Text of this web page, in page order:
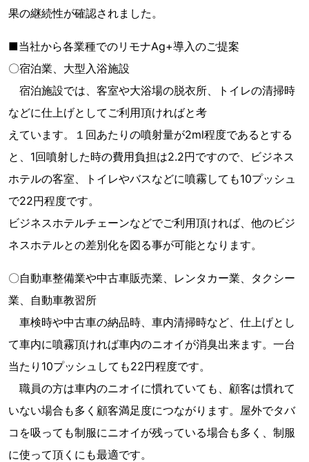
果の継続性が確認されました。
■当社から各業種でのリモナAg+導入のご提案
〇宿泊業、大型入浴施設
宿泊施設では、客室や大浴場の脱衣所、トイレの清掃時
などに仕上げとしてご利用頂ければと考
えています。１回あたりの噴射量が2ml程度であるとする
と、1回噴射した時の費用負担は2.2円ですので、ビジネス
ホテルの客室、トイレやバスなどに噴霧しても10プッシュ
で22円程度です。
ビジネスホテルチェーンなどでご利用頂ければ、他のビジ
ネスホテルとの差別化を図る事が可能となります。
〇自動車整備業や中古車販売業、レンタカー業、タクシー
業、自動車教習所
車検時や中古車の納品時、車内清掃時など、仕上げとし
て車内に噴霧頂ければ車内のニオイが消臭出来ます。一台
当たり10プッシュしても22円程度です。
職員の方は車内のニオイに慣れていても、顧客は慣れて
いない場合も多く顧客満足度につながります。屋外でタバ
コを吸っても制服にニオイが残っている場合も多く、制服
に使って頂くにも最適です。